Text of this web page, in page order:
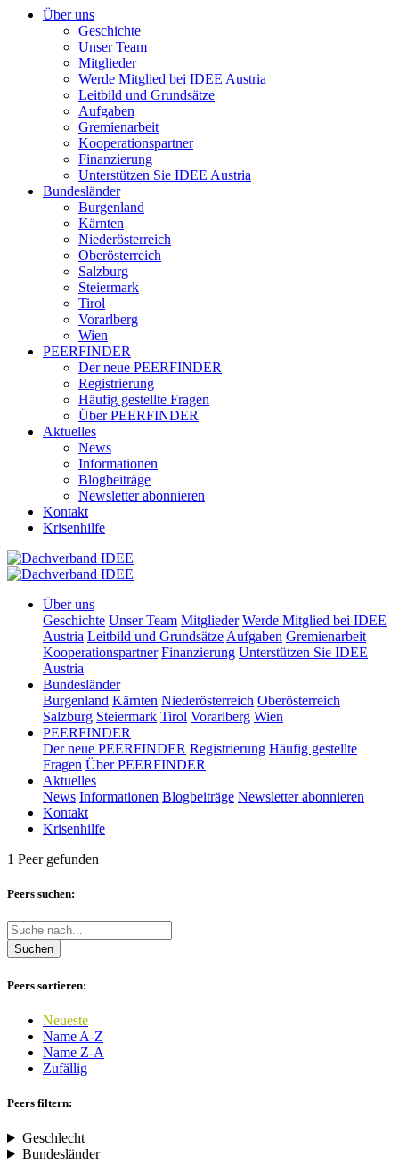
Über uns
Geschichte
Unser Team
Mitglieder
Werde Mitglied bei IDEE Austria
Leitbild und Grundsätze
Aufgaben
Gremienarbeit
Kooperationspartner
Finanzierung
Unterstützen Sie IDEE Austria
Bundesländer
Burgenland
Kärnten
Niederösterreich
Oberösterreich
Salzburg
Steiermark
Tirol
Vorarlberg
Wien
PEERFINDER
Der neue PEERFINDER
Registrierung
Häufig gestellte Fragen
Über PEERFINDER
Aktuelles
News
Informationen
Blogbeiträge
Newsletter abonnieren
Kontakt
Krisenhilfe
Über uns
Geschichte Unser Team Mitglieder Werde Mitglied bei IDEE
Austria Leitbild und Grundsätze Aufgaben Gremienarbeit
Kooperationspartner Finanzierung Unterstützen Sie IDEE
Austria
Bundesländer
Burgenland Kärnten Niederösterreich Oberösterreich
Salzburg Steiermark Tirol Vorarlberg Wien
PEERFINDER
Der neue PEERFINDER Registrierung Häufig gestellte
Fragen Über PEERFINDER
Aktuelles
News Informationen Blogbeiträge Newsletter abonnieren
Kontakt
Krisenhilfe
1 Peer gefunden
Peers suchen:
Suchen
Peers sortieren:
Neueste
Name A-Z
Name Z-A
Zufällig
Peers filtern:
Geschlecht
Bundesländer